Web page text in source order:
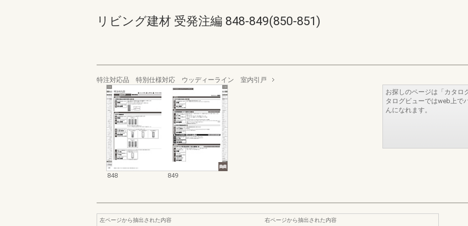
リビング建材 受発注編 848-849(850-851)
特注対応品 特別仕様対応 ウッディーライン 室内引戸
848 849
お探しのページは「カタロ
タログビューではweb上で
んになれます。
左ページから抽出された内容
右ページから抽出された内容